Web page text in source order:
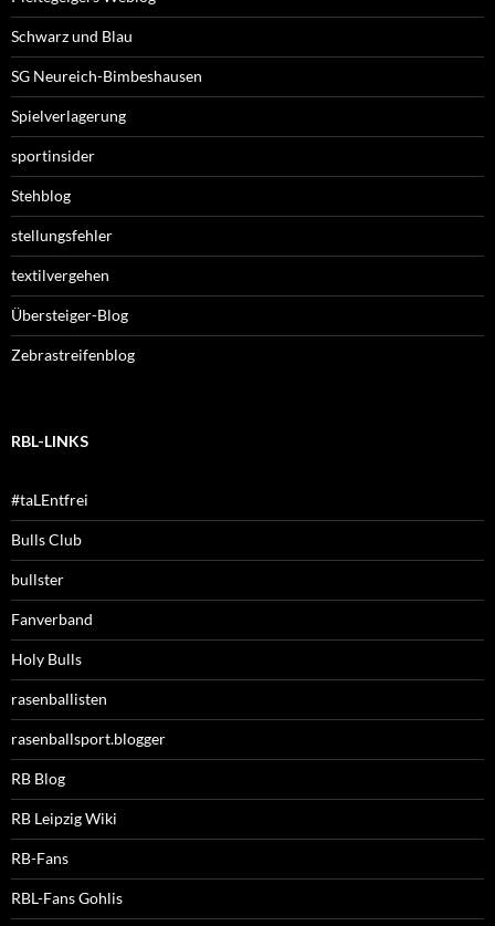
Schwarz und Blau
SG Neureich-Bimbeshausen
Spielverlagerung
sportinsider
Stehblog
stellungsfehler
textilvergehen
Übersteiger-Blog
Zebrastreifenblog
RBL-LINKS
#taLEntfrei
Bulls Club
bullster
Fanverband
Holy Bulls
rasenballisten
rasenballsport.blogger
RB Blog
RB Leipzig Wiki
RB-Fans
RBL-Fans Gohlis